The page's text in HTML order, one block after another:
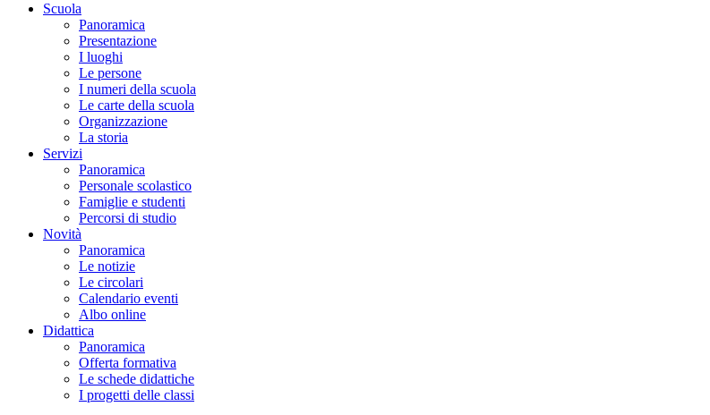
Scuola
Panoramica
Presentazione
I luoghi
Le persone
I numeri della scuola
Le carte della scuola
Organizzazione
La storia
Servizi
Panoramica
Personale scolastico
Famiglie e studenti
Percorsi di studio
Novità
Panoramica
Le notizie
Le circolari
Calendario eventi
Albo online
Didattica
Panoramica
Offerta formativa
Le schede didattiche
I progetti delle classi